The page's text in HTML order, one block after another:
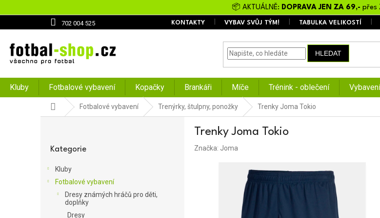
na
📦 AKTUÁLNĚ: DOPRAVA JEN ZA 69,- přes
702 004 525 KONTAKTY VYBAV SVŮJ TÝM! TABULKA VELIKOSTÍ
HLEDAT
Kluby Fotbalové vybavení Kopačky Brankáři Míče Trénink - oblečení
Domů Fotbalové vybavení Trenýrky, štulpny, ponožky Trenky Joma Tokio
kategorie
Kategorie
Kluby
Fotbalové vybavení
Dresy známých hráčů pro děti,
doplňky
Dresy
Trenky Joma Tokio
Značka: Joma